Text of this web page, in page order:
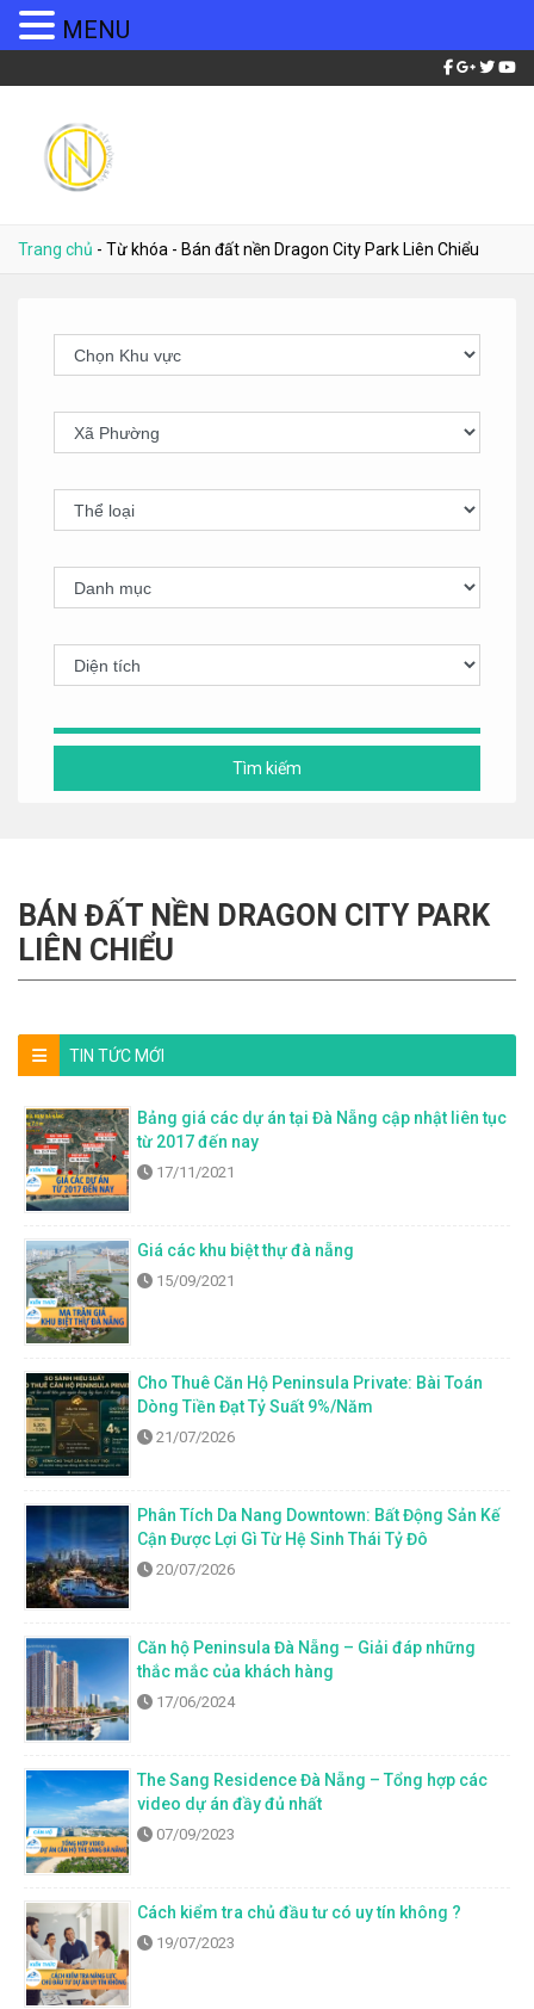
Trang chủ - Từ khóa - Bán đất nền Dragon City Park Liên Chiểu
Tìm kiếm
BÁN ĐẤT NỀN DRAGON CITY PARK
LIÊN CHIỂU
TIN TỨC MỚI
Bảng giá các dự án tại Đà Nẵng cập nhật liên tục
từ 2017 đến nay
17/11/2021
Giá các khu biệt thự đà nẵng
15/09/2021
Cho Thuê Căn Hộ Peninsula Private: Bài Toán
Dòng Tiền Đạt Tỷ Suất 9%/Năm
21/07/2026
Phân Tích Da Nang Downtown: Bất Động Sản Kế
Cận Được Lợi Gì Từ Hệ Sinh Thái Tỷ Đô
20/07/2026
Căn hộ Peninsula Đà Nẵng – Giải đáp những
thắc mắc của khách hàng
17/06/2024
The Sang Residence Đà Nẵng – Tổng hợp các
video dự án đầy đủ nhất
07/09/2023
Cách kiểm tra chủ đầu tư có uy tín không ?
19/07/2023
MENU